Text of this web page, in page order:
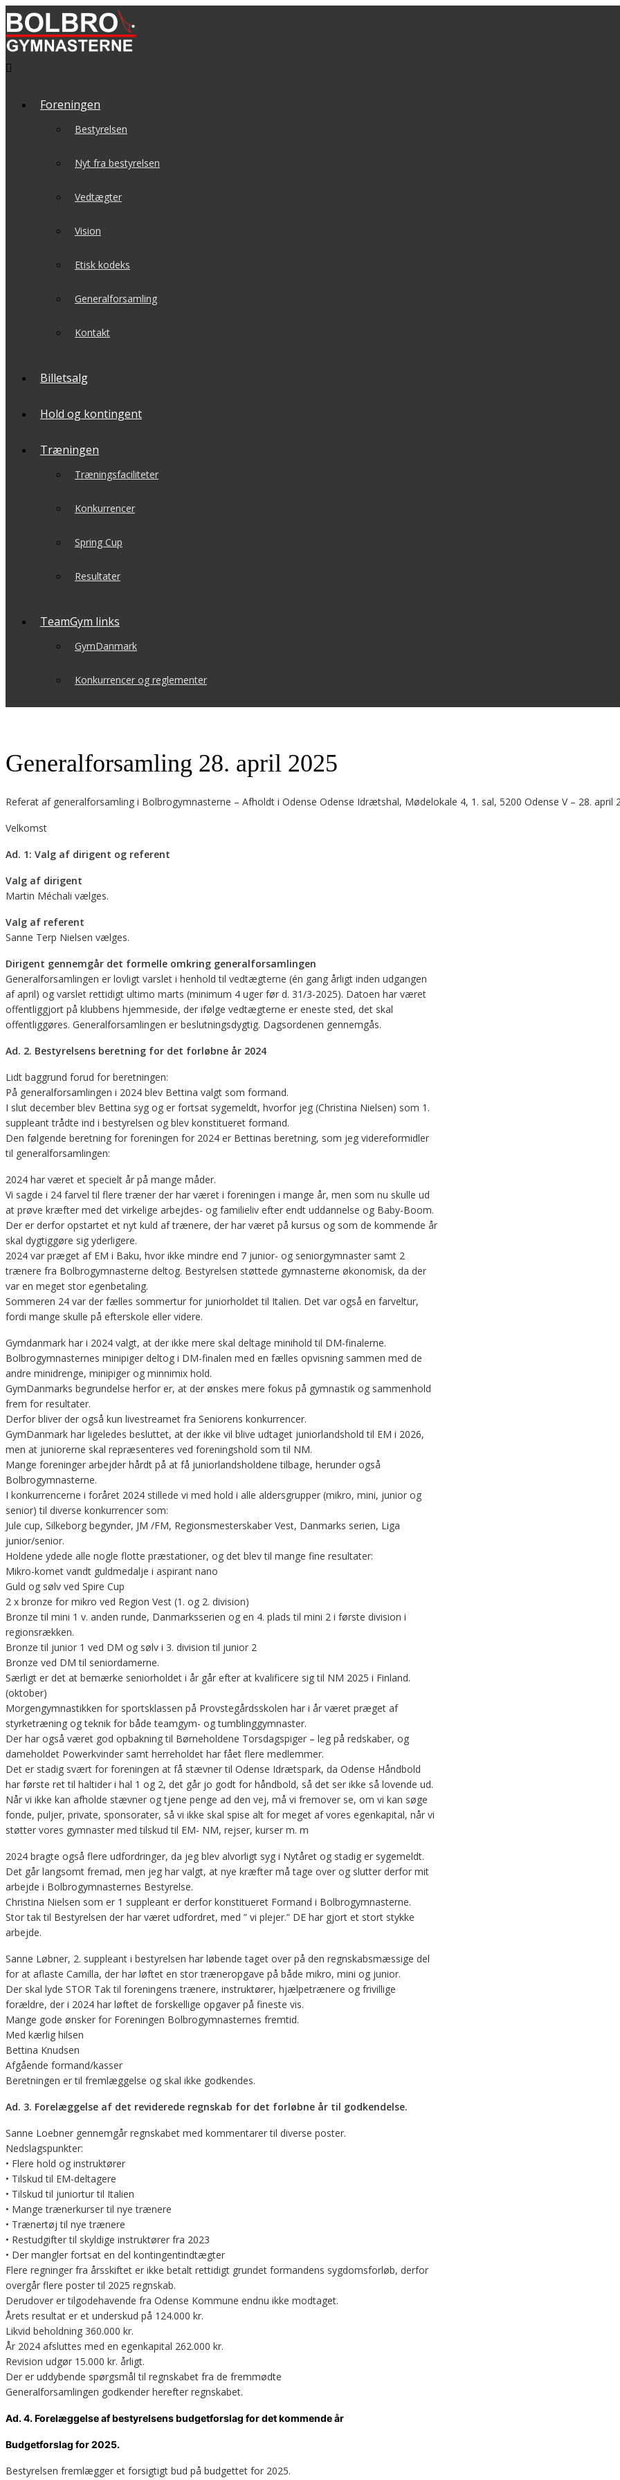

Foreningen
Bestyrelsen
Nyt fra bestyrelsen
Vedtægter
Vision
Etisk kodeks
Generalforsamling
Kontakt
Billetsalg
Hold og kontingent
Træningen
Træningsfaciliteter
Konkurrencer
Spring Cup
Resultater
TeamGym links
GymDanmark
Konkurrencer og reglementer
Generalforsamling 28. april 2025
Referat af generalforsamling i Bolbrogymnasterne – Afholdt i Odense Odense Idrætshal, Mødelokale 4, 1. sal, 5200 Odense V – 28. april
Velkomst
Ad. 1: Valg af dirigent og referent
Valg af dirigent
Martin Méchali vælges.
Valg af referent
Sanne Terp Nielsen vælges.
Dirigent gennemgår det formelle omkring generalforsamlingen
Generalforsamlingen er lovligt varslet i henhold til vedtægterne (én gang årligt inden udgangen
af april) og varslet rettidigt ultimo marts (minimum 4 uger før d. 31/3-2025). Datoen har været
offentliggjort på klubbens hjemmeside, der ifølge vedtægterne er eneste sted, det skal
offentliggøres. Generalforsamlingen er beslutningsdygtig. Dagsordenen gennemgås.
Ad. 2. Bestyrelsens beretning for det forløbne år 2024
Lidt baggrund forud for beretningen:
På generalforsamlingen i 2024 blev Bettina valgt som formand.
I slut december blev Bettina syg og er fortsat sygemeldt, hvorfor jeg (Christina Nielsen) som 1.
suppleant trådte ind i bestyrelsen og blev konstitueret formand.
Den følgende beretning for foreningen for 2024 er Bettinas beretning, som jeg videreformidler
til generalforsamlingen:
2024 har været et specielt år på mange måder.
Vi sagde i 24 farvel til flere træner der har været i foreningen i mange år, men som nu skulle ud
at prøve kræfter med det virkelige arbejdes- og familieliv efter endt uddannelse og Baby-Boom.
Der er derfor opstartet et nyt kuld af trænere, der har været på kursus og som de kommende år
skal dygtiggøre sig yderligere.
2024 var præget af EM i Baku, hvor ikke mindre end 7 junior- og seniorgymnaster samt 2
trænere fra Bolbrogymnasterne deltog. Bestyrelsen støttede gymnasterne økonomisk, da der
var en meget stor egenbetaling.
Sommeren 24 var der fælles sommertur for juniorholdet til Italien. Det var også en farveltur,
fordi mange skulle på efterskole eller videre.
Gymdanmark har i 2024 valgt, at der ikke mere skal deltage minihold til DM-finalerne.
Bolbrogymnasternes minipiger deltog i DM-finalen med en fælles opvisning sammen med de
andre minidrenge, minipiger og minnimix hold.
GymDanmarks begrundelse herfor er, at der ønskes mere fokus på gymnastik og sammenhold
frem for resultater.
Derfor bliver der også kun livestreamet fra Seniorens konkurrencer.
GymDanmark har ligeledes besluttet, at der ikke vil blive udtaget juniorlandshold til EM i 2026,
men at juniorerne skal repræsenteres ved foreningshold som til NM.
Mange foreninger arbejder hårdt på at få juniorlandsholdene tilbage, herunder også
Bolbrogymnasterne.
I konkurrencerne i foråret 2024 stillede vi med hold i alle aldersgrupper (mikro, mini, junior og
senior) til diverse konkurrencer som:
Jule cup, Silkeborg begynder, JM /FM, Regionsmesterskaber Vest, Danmarks serien, Liga
junior/senior.
Holdene ydede alle nogle flotte præstationer, og det blev til mange fine resultater:
Mikro-komet vandt guldmedalje i aspirant nano
Guld og sølv ved Spire Cup
2 x bronze for mikro ved Region Vest (1. og 2. division)
Bronze til mini 1 v. anden runde, Danmarksserien og en 4. plads til mini 2 i første division i
regionsrækken.
Bronze til junior 1 ved DM og sølv i 3. division til junior 2
Bronze ved DM til seniordamerne.
Særligt er det at bemærke seniorholdet i år går efter at kvalificere sig til NM 2025 i Finland.
(oktober)
Morgengymnastikken for sportsklassen på Provstegårdsskolen har i år været præget af
styrketræning og teknik for både teamgym- og tumblinggymnaster.
Der har også været god opbakning til Børneholdene Torsdagspiger – leg på redskaber, og
dameholdet Powerkvinder samt herreholdet har fået flere medlemmer.
Det er stadig svært for foreningen at få stævner til Odense Idrætspark, da Odense Håndbold
har første ret til haltider i hal 1 og 2, det går jo godt for håndbold, så det ser ikke så lovende ud.
Når vi ikke kan afholde stævner og tjene penge ad den vej, må vi fremover se, om vi kan søge
fonde, puljer, private, sponsorater, så vi ikke skal spise alt for meget af vores egenkapital, når vi
støtter vores gymnaster med tilskud til EM- NM, rejser, kurser m. m
2024 bragte også flere udfordringer, da jeg blev alvorligt syg i Nytåret og stadig er sygemeldt.
Det går langsomt fremad, men jeg har valgt, at nye kræfter må tage over og slutter derfor mit
arbejde i Bolbrogymnasternes Bestyrelse.
Christina Nielsen som er 1 suppleant er derfor konstitueret Formand i Bolbrogymnasterne.
Stor tak til Bestyrelsen der har været udfordret, med ” vi plejer.” DE har gjort et stort stykke
arbejde.
Sanne Løbner, 2. suppleant i bestyrelsen har løbende taget over på den regnskabsmæssige del
for at aflaste Camilla, der har løftet en stor træneropgave på både mikro, mini og junior.
Der skal lyde STOR Tak til foreningens trænere, instruktører, hjælpetrænere og frivillige
forældre, der i 2024 har løftet de forskellige opgaver på fineste vis.
Mange gode ønsker for Foreningen Bolbrogymnasternes fremtid.
Med kærlig hilsen
Bettina Knudsen
Afgående formand/kasser
Beretningen er til fremlæggelse og skal ikke godkendes.
Ad. 3. Forelæggelse af det reviderede regnskab for det forløbne år til godkendelse.
Sanne Loebner gennemgår regnskabet med kommentarer til diverse poster.
Nedslagspunkter:
• Flere hold og instruktører
• Tilskud til EM-deltagere
• Tilskud til juniortur til Italien
• Mange trænerkurser til nye trænere
• Trænertøj til nye trænere
• Restudgifter til skyldige instruktører fra 2023
• Der mangler fortsat en del kontingentindtægter
Flere regninger fra årsskiftet er ikke betalt rettidigt grundet formandens sygdomsforløb, derfor
overgår flere poster til 2025 regnskab.
Derudover er tilgodehavende fra Odense Kommune endnu ikke modtaget.
Årets resultat er et underskud på 124.000 kr.
Likvid beholdning 360.000 kr.
År 2024 afsluttes med en egenkapital 262.000 kr.
Revision udgør 15.000 kr. årligt.
Der er uddybende spørgsmål til regnskabet fra de fremmødte
Generalforsamlingen godkender herefter regnskabet.
Ad. 4. Forelæggelse af bestyrelsens budgetforslag for det kommende år
Budgetforslag for 2025.
Bestyrelsen fremlægger et forsigtigt bud på budgettet for 2025.